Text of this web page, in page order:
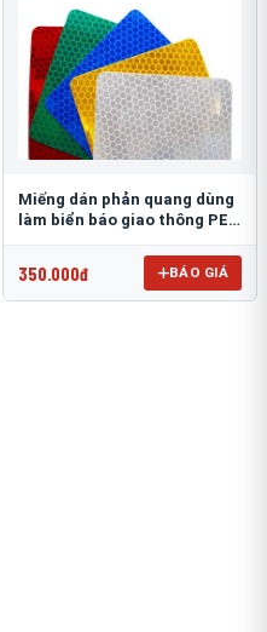
Miếng dán phản quang dùng
làm biển báo giao thông PEG
350.000đ BÁO GIÁ